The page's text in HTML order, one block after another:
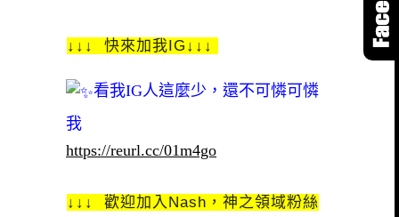
↓↓↓ 快來加我IG↓↓↓
看我IG人這麼少，還不可憐可憐
我
https://reurl.cc/01m4go
↓↓↓ 歡迎加入Nash，神之領域粉絲